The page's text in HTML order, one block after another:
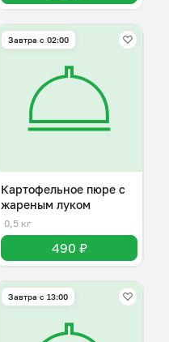
Завтра c 02:00
Картофельное пюре с
жареным луком
0,5 кг
490 ₽
Завтра c 13:00